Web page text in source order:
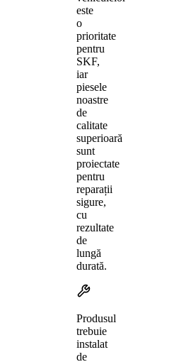
este
o
prioritate
pentru
SKF,
iar
piesele
noastre
de
calitate
superioară
sunt
proiectate
pentru
reparații
sigure,
cu
rezultate
de
lungă
durată.
Produsul
trebuie
instalat
de